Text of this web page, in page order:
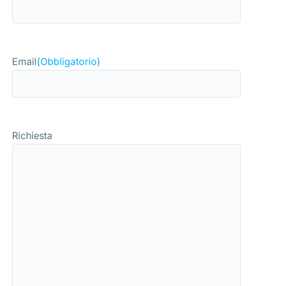
Email(Obbligatorio)
Richiesta